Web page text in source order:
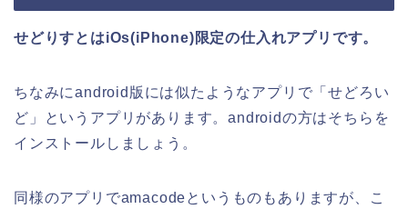
せどりすとはiOs(iPhone)限定の仕入れアプリです。
ちなみにandroid版には似たようなアプリで「せどろい
ど」というアプリがあります。androidの方はそちらを
インストールしましょう。
同様のアプリでamacodeというものもありますが、こ